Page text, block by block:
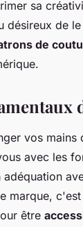
sa
désireux de
de
vos mains
avec les
adéquation
marque,
être